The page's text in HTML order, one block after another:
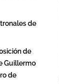
de
de
Guillermo
de